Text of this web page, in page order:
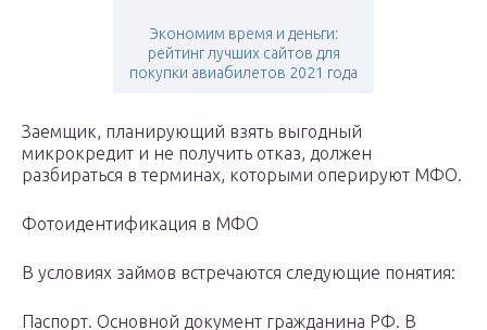
Экономим время и деньги:
рейтинг лучших сайтов для
покупки авиабилетов 2021 года
Заемщик, планирующий взять выгодный
микрокредит и не получить отказ, должен
разбираться в терминах, которыми оперируют МФО.
Фотоидентификация в МФО
В условиях займов встречаются следующие понятия:
Паспорт. Основной документ гражданина РФ. В